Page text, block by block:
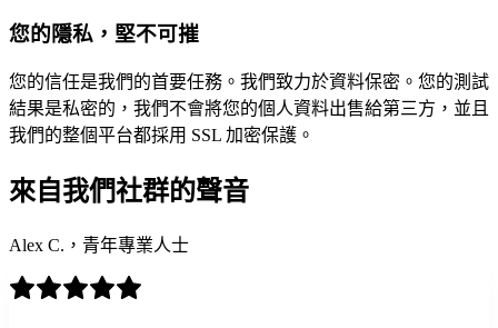
您的隱私，堅不可摧
您的信任是我們的首要任務。我們致力於資料保密。您的測試
結果是私密的，我們不會將您的個人資料出售給第三方，並且
我們的整個平台都採用 SSL 加密保護。
來自我們社群的聲音
Alex C.，青年專業人士